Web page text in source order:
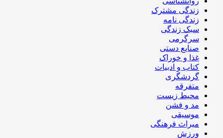
زندگی مشترک
زندگی نامه
سبک زندگی
سرگرمی
صنایع دستی
غذا و خوراک
کتاب و ادبیات
گردشگری
متفرقه
محیط زیست
مد و فشن
موسیقی
میراث فرهنگی
ورزش